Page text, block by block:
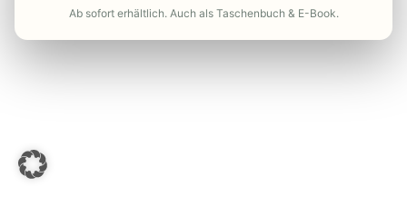
Ab sofort erhältlich. Auch als Taschenbuch & E-Book.